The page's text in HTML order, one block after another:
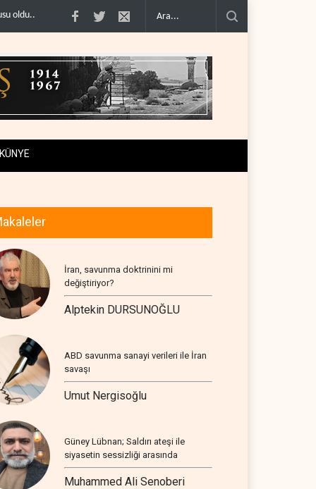
ABD’nin onlarca savaş uçağı da yetmedi: Hürmüz’de ..
KÜNYE
İran, savunma doktrinini mi
değiştiriyor?
Alptekin DURSUNOĞLU
ABD savunma sanayi verileri ile İran
savaşı
Umut Nergisoğlu
Güney Lübnan; Saldırı ateşi ile
siyasetin sessizliği arasında
Muhammed Ali Senoberi